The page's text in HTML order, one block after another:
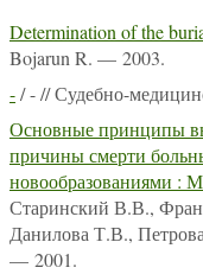
Determination of the
Bojarun R. — 2003.
-/ - // Судебно-
Основные принципы
причины смерти
новообразованиями :
Старинский В.В.,
Данилова Т.В.,
— 2001.